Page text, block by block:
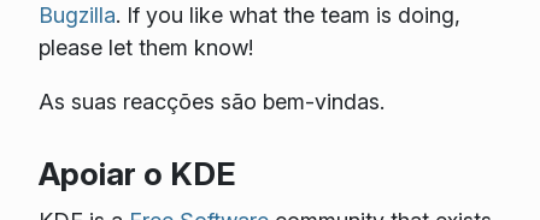
Bugzilla. If you like what the team is doing,
please let them know!
As suas reacções são bem-vindas.
Apoiar o KDE